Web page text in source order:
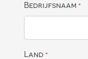
Bedrijfsnaam *
Land *